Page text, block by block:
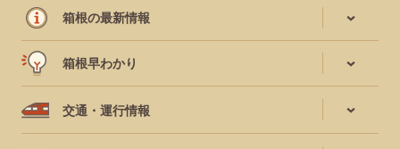
箱根の最新情報
箱根早わかり
交通・運行情報